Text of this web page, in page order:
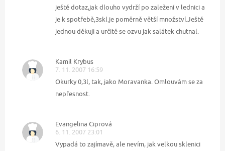
ještě dotaz,jak dlouho vydrží po zaležení v lednici a
je k spotřebě,3skl.je poměrně větší množství.Ještě
jednou děkuji a určitě se ozvu jak salátek chutnal.
Kamil Krybus
7. 11. 2007 16:59
Okurky 0,3l, tak, jako Moravanka. Omlouvám se za
nepřesnost.
Evangelina Ciprová
6. 11. 2007 23:01
Vypadá to zajímavě, ale nevím, jak velkou sklenici